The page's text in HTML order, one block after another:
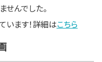
せんでした。
います！詳細はこちら